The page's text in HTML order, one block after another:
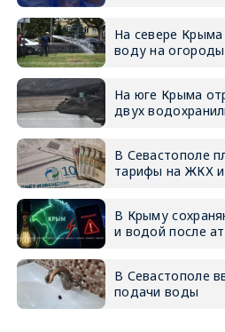
На севере Крыма
воду на
На юге Крыма
двух
В Севастополе
тарифы на ЖКХ и
В Крыму
и водой после
В Севастополе
подачи воды